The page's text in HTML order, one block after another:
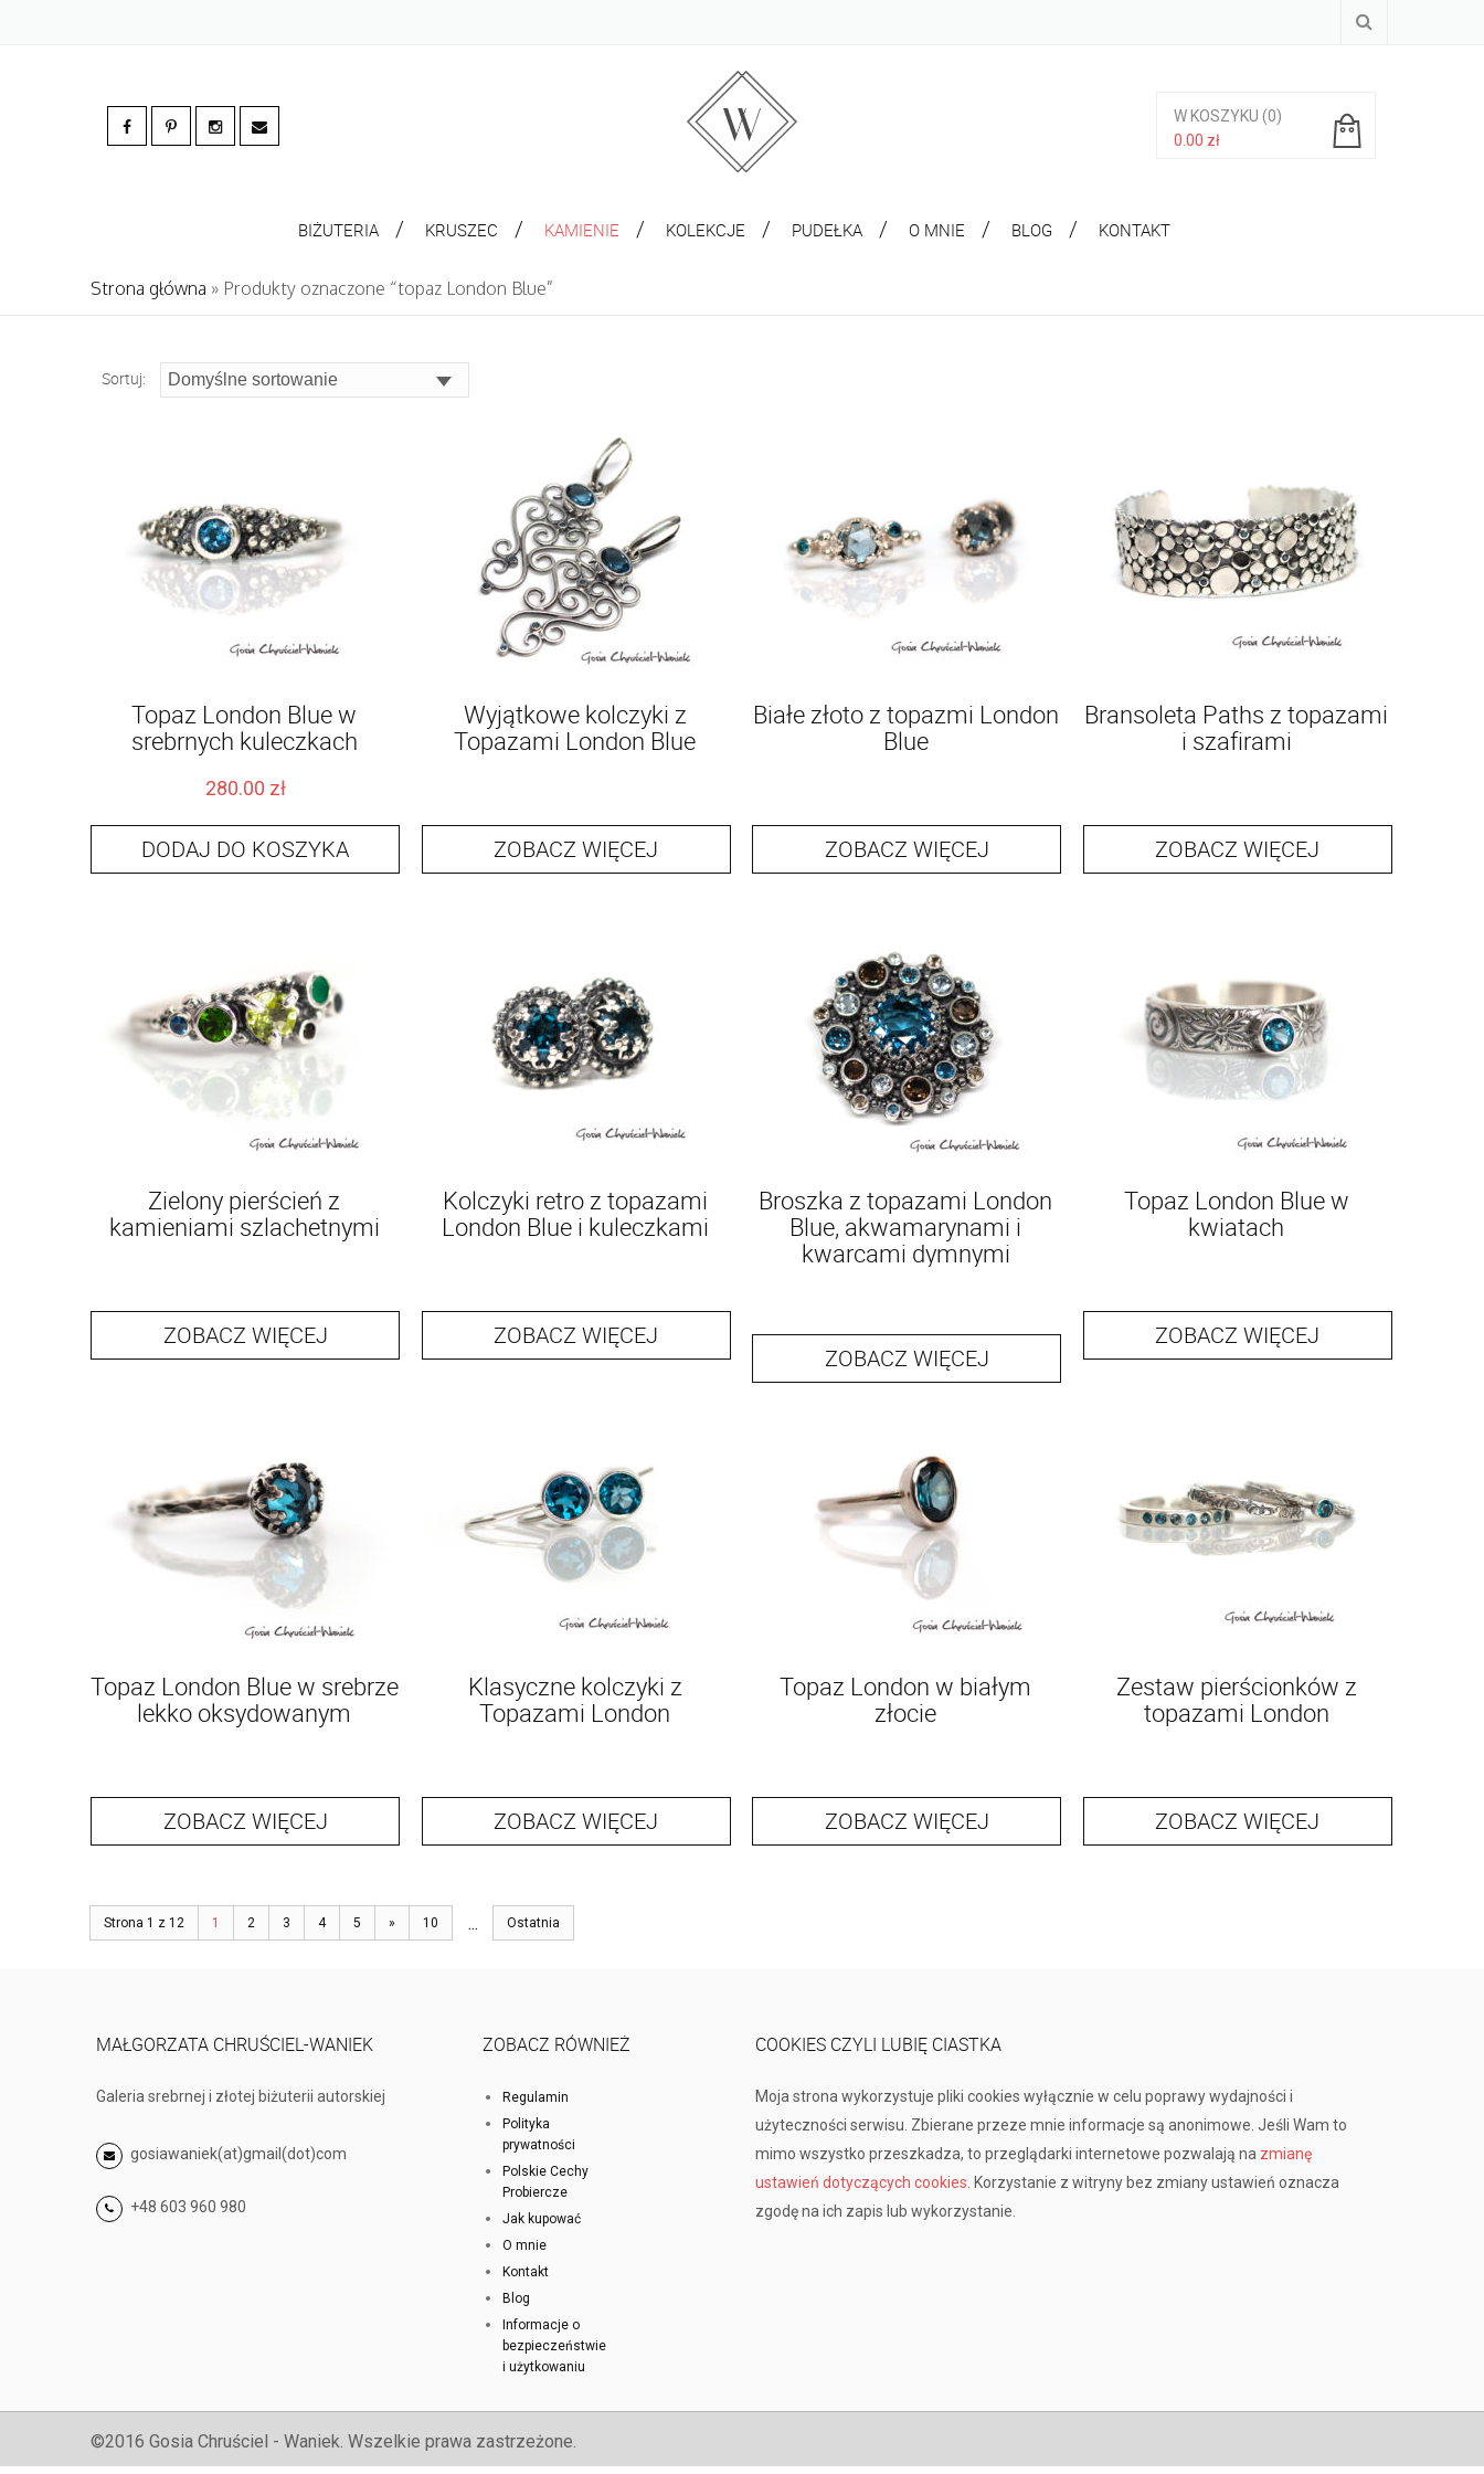
W KOSZYKU (0)
0.00 zł
BIŻUTERIA KRUSZEC KAMIENIE KOLEKCJE PUDEŁKA O MNIE BLOG KONTAKT
Strona główna » Produkty oznaczone “topaz London Blue”
Sortuj:
Topaz London Blue w
srebrnych kuleczkach
280.00 zł
DODAJ DO KOSZYKA
Wyjątkowe kolczyki z
Topazami London Blue
ZOBACZ WIĘCEJ
Białe złoto z topazmi London
Blue
ZOBACZ WIĘCEJ
Bransoleta Paths z topazami
i szafirami
ZOBACZ WIĘCEJ
Zielony pierścień z
kamieniami szlachetnymi
ZOBACZ WIĘCEJ
Kolczyki retro z topazami
London Blue i kuleczkami
ZOBACZ WIĘCEJ
Broszka z topazami London
Blue, akwamarynami i
kwarcami dymnymi
ZOBACZ WIĘCEJ
Topaz London Blue w
kwiatach
ZOBACZ WIĘCEJ
Topaz London Blue w srebrze
lekko oksydowanym
ZOBACZ WIĘCEJ
Klasyczne kolczyki z
Topazami London
ZOBACZ WIĘCEJ
Topaz London w białym
złocie
ZOBACZ WIĘCEJ
Zestaw pierścionków z
topazami London
ZOBACZ WIĘCEJ
Strona 1 z 12 1 2 3 4 5 » 10 ... Ostatnia
MAŁGORZATA CHRUŚCIEL-WANIEK
Galeria srebrnej i złotej biżuterii autorskiej
gosiawaniek(at)gmail(dot)com
+48 603 960 980
ZOBACZ RÓWNIEŻ
Regulamin
Polityka
prywatności
Polskie Cechy
Probiercze
Jak kupować
O mnie
Kontakt
Blog
Informacje o
bezpieczeństwie
i użytkowaniu
COOKIES CZYLI LUBIĘ CIASTKA
Moja strona wykorzystuje pliki cookies wyłącznie w celu poprawy wydajności i
użyteczności serwisu. Zbierane przeze mnie informacje są anonimowe. Jeśli Wam to
mimo wszystko przeszkadza, to przeglądarki internetowe pozwalają na zmianę
ustawień dotyczących cookies . Korzystanie z witryny bez zmiany ustawień oznacza
zgodę na ich zapis lub wykorzystanie.
©2016 Gosia Chruściel - Waniek. Wszelkie prawa zastrzeżone.